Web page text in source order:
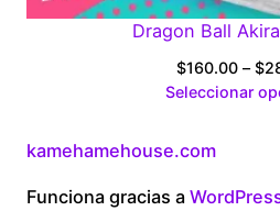
Dragon Ball
$160.00 – $
Seleccionar
kamehamehouse.com
Funciona gracias a